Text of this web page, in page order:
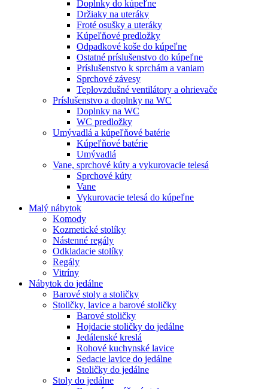
Doplnky do kúpeľne
Držiaky na uteráky
Froté osušky a uteráky
Kúpeľňové predložky
Odpadkové koše do kúpeľne
Ostatné príslušenstvo do kúpeľne
Príslušenstvo k sprchám a vaniam
Sprchové závesy
Teplovzdušné ventilátory a ohrievače
Príslušenstvo a doplnky na WC
Doplnky na WC
WC predložky
Umývadlá a kúpeľňové batérie
Kúpeľňové batérie
Umývadlá
Vane, sprchové kúty a vykurovacie telesá
Sprchové kúty
Vane
Vykurovacie telesá do kúpeľne
Malý nábytok
Komody
Kozmetické stolíky
Nástenné regály
Odkladacie stolíky
Regály
Vitríny
Nábytok do jedálne
Barové stoly a stoličky
Stoličky, lavice a barové stoličky
Barové stoličky
Hojdacie stoličky do jedálne
Jedálenské kreslá
Rohové kuchynské lavice
Sedacie lavice do jedálne
Stoličky do jedálne
Stoly do jedálne